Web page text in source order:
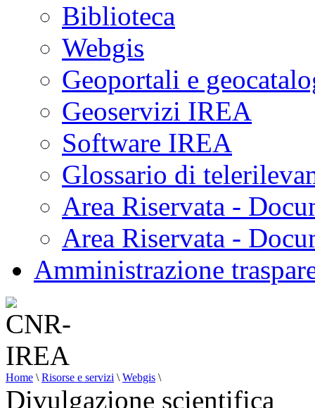
Biblioteca
Webgis
Geoportali e
Geoservizi IREA
Software IREA
Glossario di
Area Riservata -
Area Riservata -
Amministrazione
Home \ Risorse e servizi \ Webgis \
Divulgazione scientifica